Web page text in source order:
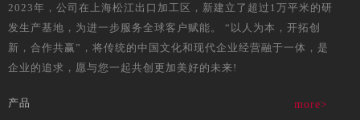
2023年，公司在上海松江出口加工区，新建立了超过1万平米的研
发生产基地，为进一步服务全球客户赋能。 “以人为本，开拓创
新，合作共赢”，将传统的中国文化和现代企业经营融于一体，是
企业的追求，愿与您一起共创更加美好的未来!
产品 more>